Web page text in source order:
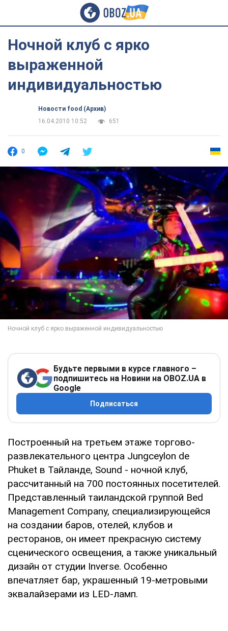
Ночной клуб с ярко
выраженной
индивидуальностью
Новости food (Архив)
16.04.2010 10:52
651
0
Будьте первыми в курсе главного –
подпишитесь на Новини на OBOZ.UA в
Google
Подписаться
Построенный на третьем этаже торгово-
развлекательного центра Jungceylon de
Phuket в Тайланде, Sound - ночной клуб,
рассчитанный на 700 постоянных посетителей.
Представленный таиландской группой Bed
Management Company, специализирующейся
на создании баров, отелей, клубов и
ресторанов, он имеет прекрасную систему
сценического освещения, а также уникальный
дизайн от студии Inverse. Особенно
впечатляет бар, украшенный 19-метровыми
эквалайзерами из LED-ламп.